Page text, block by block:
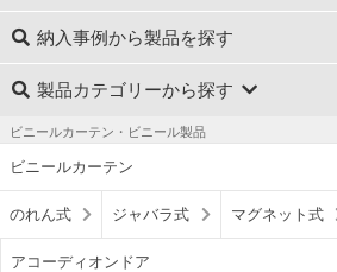
納入事例から製品を探す
製品カテゴリーから探す
ビニールカーテン・ビニール製品
ビニールカーテン
のれん式 ジャバラ式 マグネット式
アコーディオンドア